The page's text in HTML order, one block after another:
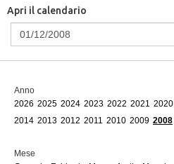
Apri il calendario
Anno
2026 2025 2024 2023 2022 2021 2020
2014 2013 2012 2011 2010 2009 2008
Mese